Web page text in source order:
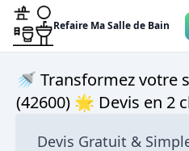
Refaire Ma Salle de Bain
🚿 Transformez votre
(42600) 🌟 Devis en 2
Devis Gratuit &